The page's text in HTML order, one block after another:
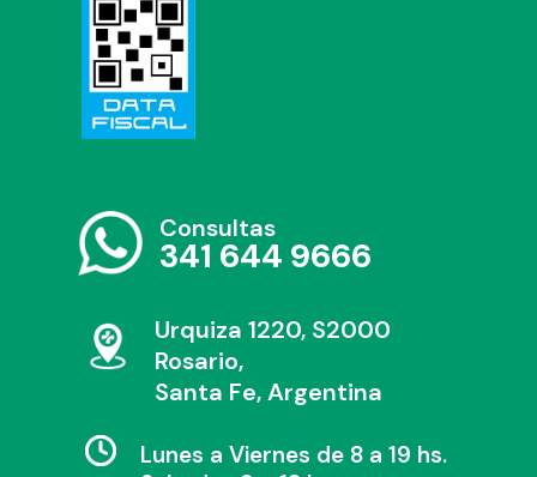
Consultas
341 644 9666
Urquiza 1220, S2000
Rosario,
Santa Fe, Argentina
Lunes a Viernes de 8 a 19 hs.